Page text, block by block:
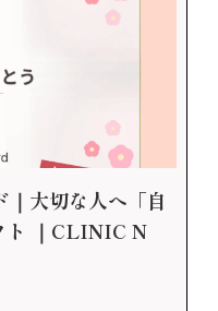
｜大切な人へ「自
ト ｜CLINIC N